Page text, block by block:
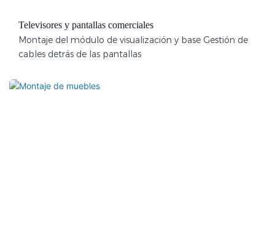
Televisores y pantallas comerciales
Montaje del módulo de visualización y base Gestión de
cables detrás de las pantallas